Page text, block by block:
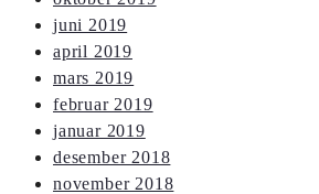
juni 2019
april 2019
mars 2019
februar 2019
januar 2019
desember 2018
november 2018